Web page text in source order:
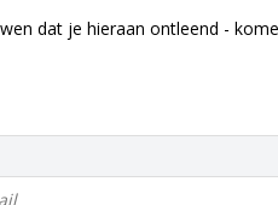
dat je hieraan ontleend -